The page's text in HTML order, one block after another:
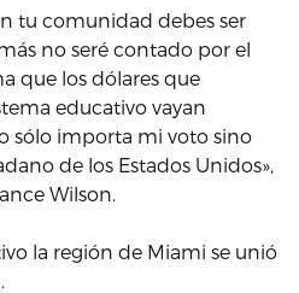
tu comunidad debes ser
no seré contado por el
que los dólares que
educativo vayan
sólo importa mi voto sino
de los Estados Unidos»,
Wilson.
la región de Miami se unió